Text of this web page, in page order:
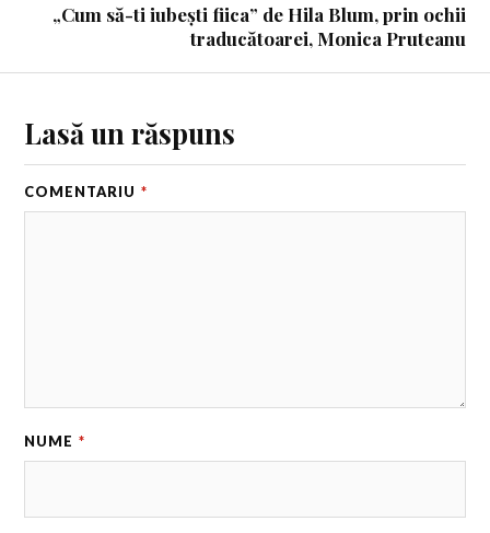
„Cum să-ti iubești fiica” de Hila Blum, prin ochii
traducătoarei, Monica Pruteanu
Lasă un răspuns
COMENTARIU *
NUME *